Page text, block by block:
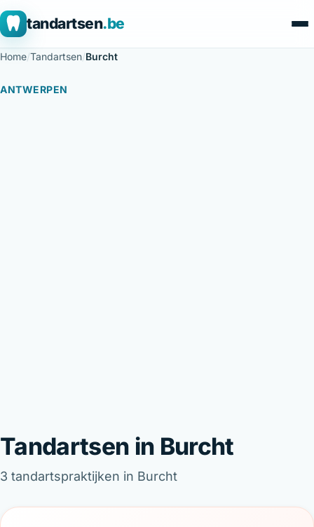
tandartsen.be
Home/Tandartsen/Burcht
ANTWERPEN
Tandartsen in Burcht
3 tandartspraktijken in Burcht